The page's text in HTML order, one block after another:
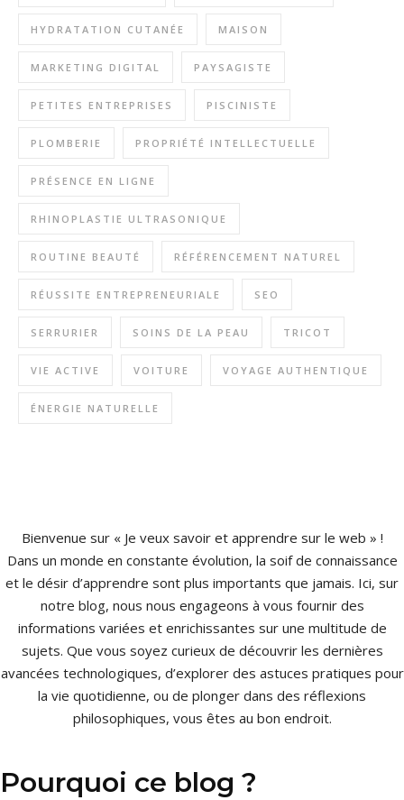
HYDRATATION CUTANÉE MAISON
MARKETING DIGITAL PAYSAGISTE
PETITES ENTREPRISES PISCINISTE
PLOMBERIE PROPRIÉTÉ INTELLECTUELLE
PRÉSENCE EN LIGNE
RHINOPLASTIE ULTRASONIQUE
ROUTINE BEAUTÉ RÉFÉRENCEMENT NATUREL
RÉUSSITE ENTREPRENEURIALE SEO
SERRURIER SOINS DE LA PEAU TRICOT
VIE ACTIVE VOITURE VOYAGE AUTHENTIQUE
ÉNERGIE NATURELLE
Bienvenue sur « Je veux savoir et apprendre sur le web » !
Dans un monde en constante évolution, la soif de connaissance
et le désir d’apprendre sont plus importants que jamais. Ici, sur
notre blog, nous nous engageons à vous fournir des
informations variées et enrichissantes sur une multitude de
sujets. Que vous soyez curieux de découvrir les dernières
avancées technologiques, d’explorer des astuces pratiques pour
la vie quotidienne, ou de plonger dans des réflexions
philosophiques, vous êtes au bon endroit.
Pourquoi ce blog ?